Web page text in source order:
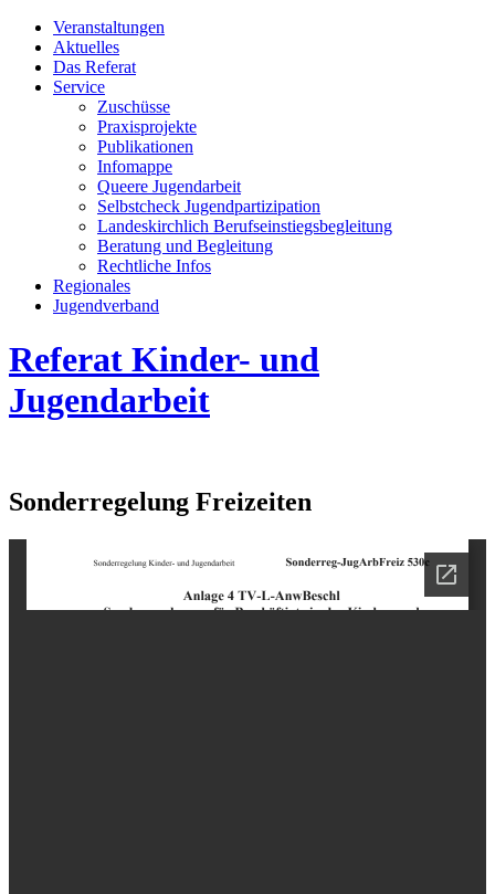
Veran­staltungen
Aktuelles
Das Referat
Service
Zuschüsse
Praxis­projekte
Publikationen
Infomappe
Queere Jugendarbeit
Selbstcheck Jugendpartizipation
Landeskirchlich Berufseinstiegsbegleitung
Beratung und Begleitung
Rechtliche Infos
Regionales
Jugend­­ver­band
Referat Kinder- und
Jugendarbeit
Sonderregelung Freizeiten